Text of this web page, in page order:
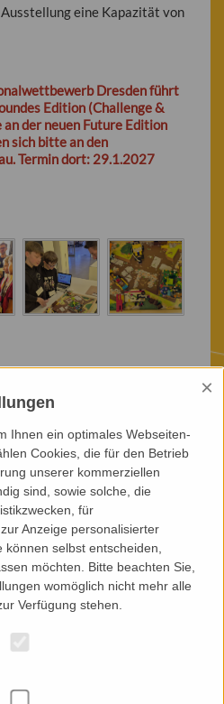
eine Kapazität von
Dresden führt
Edition (Challenge &
an der neuen Future Edition
sich bitte an den
Termin dort: 29.1.2027
Jugendbildungswerke e.V.
Straße 5
Dresden
×
Ihnen ein optimales Webseiten-
Cookies, die für den Betrieb
unserer kommerziellen
sind, sowie solche, die
für
Anzeige personalisierter
selbst entscheiden,
möchten. Bitte beachten Sie,
womöglich nicht mehr alle
Verfügung stehen.